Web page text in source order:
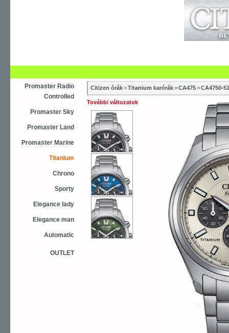
Promaster Radio
Controlled
Promaster Sky
Promaster Land
Promaster Marine
Titanium
Chrono
Sporty
Elegance lady
Elegance man
Automatic
OUTLET
Citizen órák>Titanium karórák>CA475>CA4750-
További változatok